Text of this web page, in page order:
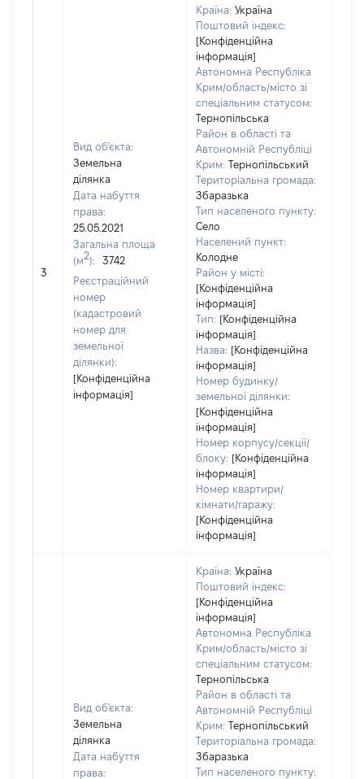
3
Вид об'єкта:
Земельна
ділянка
Дата набуття
права:
25.05.2021
Загальна площа
(м2):
3742
Реєстраційний
номер
(кадастровий
номер для
земельної
ділянки):
[Конфіденційна
інформація]
Країна: Україна
Поштовий індекс:
[Конфіденційна
інформація]
Автономна Республіка
Крим/область/місто зі
спеціальним статусом:
Тернопільська
Район в області та
Автономній Республіці
Крим: Тернопільський
Територіальна громада:
Збаразька
Тип населеного пункту:
Село
Населений пункт:
Колодне
Район у місті:
[Конфіденційна
інформація]
Тип: [Конфіденційна
інформація]
Назва: [Конфіденційна
інформація]
Номер будинку/
земельної ділянки:
[Конфіденційна
інформація]
Номер корпусу/секції/
блоку: [Конфіденційна
інформація]
Номер квартири/
кімнати/гаражу:
[Конфіденційна
інформація]
Вид об'єкта:
Земельна
ділянка
Дата набуття
права:
Країна: Україна
Поштовий індекс:
[Конфіденційна
інформація]
Автономна Республіка
Крим/область/місто зі
спеціальним статусом:
Тернопільська
Район в області та
Автономній Республіці
Крим: Тернопільський
Територіальна громада:
Збаразька
Тип населеного пункту: